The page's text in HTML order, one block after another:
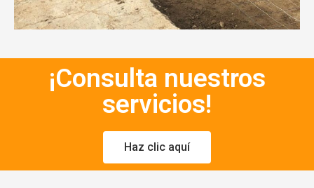
¡Consulta nuestros
servicios!
Haz clic aquí